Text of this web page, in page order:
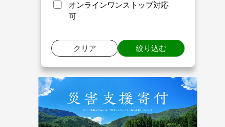
オンラインワンストップ対応
可
クリア 絞り込む